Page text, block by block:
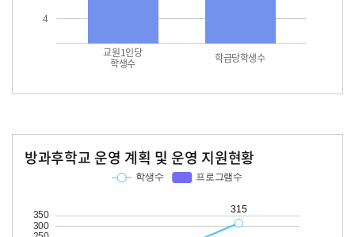
4
교원1인당
학생수 학급당학생수
방과후학교 운영 계획 및 운영 지원현황